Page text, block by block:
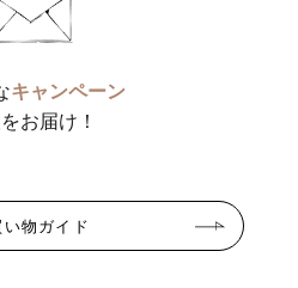
キャンペーン
お届け！
い物ガイド